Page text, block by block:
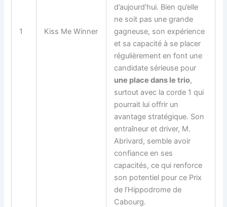
1 Kiss Me Winner
d’aujourd’hui. Bien qu’elle
ne soit pas une grande
gagneuse, son expérience
et sa capacité à se placer
régulièrement en font une
candidate sérieuse pour
une place dans le trio,
surtout avec la corde 1 qui
pourrait lui offrir un
avantage stratégique. Son
entraîneur et driver, M.
Abrivard, semble avoir
confiance en ses
capacités, ce qui renforce
son potentiel pour ce Prix
de l’Hippodrome de
Cabourg.